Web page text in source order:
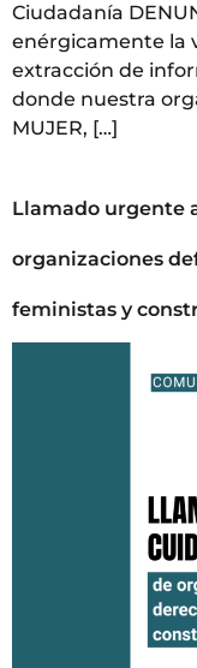
Ciudadanía
enérgicamente la
extracción de
donde nuestra
MUJER, […]
Llamado urgente
organizaciones
feministas y